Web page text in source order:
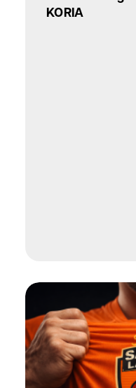
KORIA